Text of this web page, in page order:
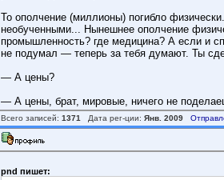
То ополчение (миллионы) погибло
необученными... Нынешнее ополчение
промышленность? где медицина? А если и
не подумал — теперь за тебя думают. Ты
— А цены?
— А цены, брат, мировые, ничего не
Всего записей: 1371 Дата рег-ции: Янв. 2009
pnd пишет: